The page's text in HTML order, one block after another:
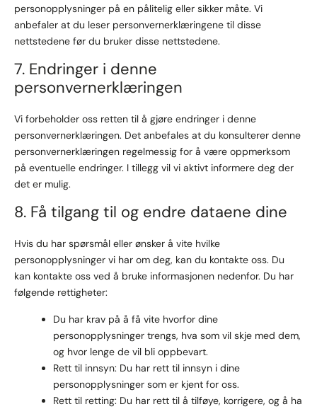
personopplysninger på en pålitelig eller sikker måte. Vi
anbefaler at du leser personvernerklæringene til disse
nettstedene før du bruker disse nettstedene.
7. Endringer i denne
personvernerklæringen
Vi forbeholder oss retten til å gjøre endringer i denne
personvernerklæringen. Det anbefales at du konsulterer denne
personvernerklæringen regelmessig for å være oppmerksom
på eventuelle endringer. I tillegg vil vi aktivt informere deg der
det er mulig.
8. Få tilgang til og endre dataene dine
Hvis du har spørsmål eller ønsker å vite hvilke
personopplysninger vi har om deg, kan du kontakte oss. Du
kan kontakte oss ved å bruke informasjonen nedenfor. Du har
følgende rettigheter:
Du har krav på å få vite hvorfor dine
personopplysninger trengs, hva som vil skje med dem,
og hvor lenge de vil bli oppbevart.
Rett til innsyn: Du har rett til innsyn i dine
personopplysninger som er kjent for oss.
Rett til retting: Du har rett til å tilføye, korrigere, og å ha